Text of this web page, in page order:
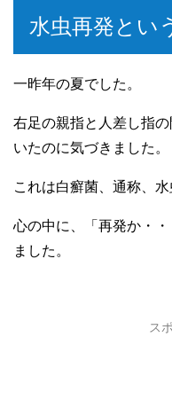
水虫再発とい
一昨年の夏でした。
右足の親指と人差し指
いたのに気づきました。
これは白癬菌、通称、
心の中に、「再発か・
ました。
ス